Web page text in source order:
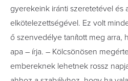
gyerekeink iránti szeretetével és
elkötelezettségével. Ez volt
ő szenvedélye tanított meg arra,
apa – írja. – Kölcsönösen
embereknek lehetnek rossz